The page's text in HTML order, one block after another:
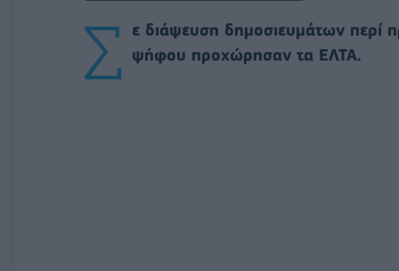
Σ
ε διάψευση δημοσιευμάτων περί
ψήφου προχώρησαν τα ΕΛΤΑ.